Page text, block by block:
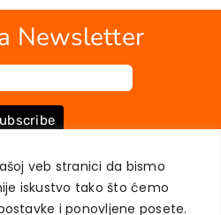
veb stranici da bismo
iskustvo tako što ćemo
i ponovljene posete.
Newsletter
KONTAKT
USLOVI KUPOVINE
KORISNIKA